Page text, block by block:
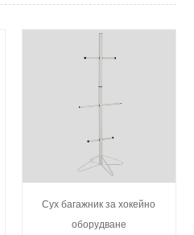
Сух багажник за хокейно
оборудване